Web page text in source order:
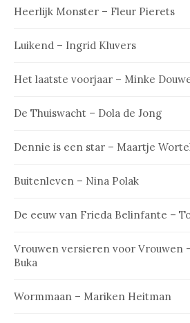
Heerlijk Monster – Fleur Pierets
Luikend – Ingrid Kluvers
Het laatste voorjaar – Minke
De Thuiswacht – Dola de Jong
Dennie is een star – Maartje
Buitenleven – Nina Polak
De eeuw van Frieda Belinfante –
Vrouwen versieren voor Vrouwen
Buka
Wormmaan – Mariken Heitman